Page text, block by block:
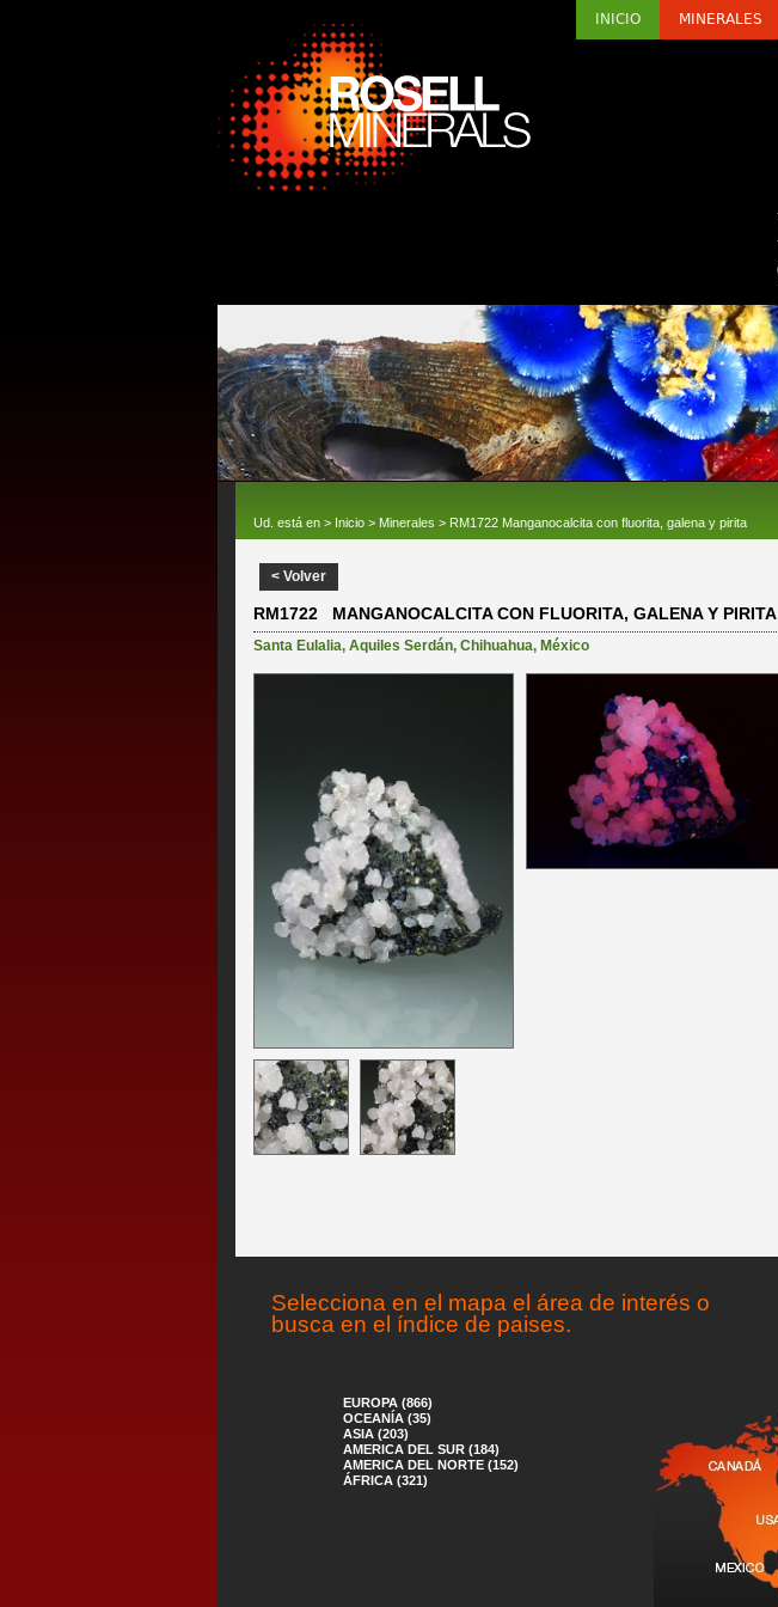
INICIO MINERALES
Ud. está en > Inicio > Minerales > RM1722 Manganocalcita con fluorita, galena y pirita
< Volver
RM1722 MANGANOCALCITA CON FLUORITA, GALENA Y PIRITA
Santa Eulalia, Aquiles Serdán, Chihuahua, México
Selecciona en el mapa el área de interés o
busca en el índice de paises.
EUROPA (866)
OCEANÍA (35)
ASIA (203)
AMERICA DEL SUR (184)
AMERICA DEL NORTE (152)
ÁFRICA (321)